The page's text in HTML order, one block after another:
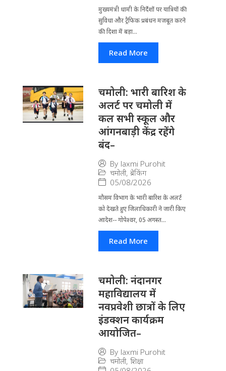
मुख्यमंत्री धामी के निर्देशों पर यात्रियों की
सुविधा और ट्रैफिक प्रबंधन मजबूत करने
की दिशा में बड़ा...
Read More
चमोली: भारी बारिश के
अलर्ट पर चमोली में
कल सभी स्कूल और
आंगनबाड़ी केंद्र रहेंगे
बंद–
By laxmi Purohit
चमोली, ब्रेकिंग
05/08/2026
मौसम विभाग के भारी बारिश के अलर्ट
को देखते हुए जिला​धिकारी ने जारी किए
आदेश-- गोपेश्वर, 05 अगस्त...
Read More
चमोली: नंदानगर
महाविद्यालय में
नवप्रवेशी छात्रों के लिए
इंडक्शन कार्यक्रम
आयोजित–
By laxmi Purohit
चमोली, शिक्षा